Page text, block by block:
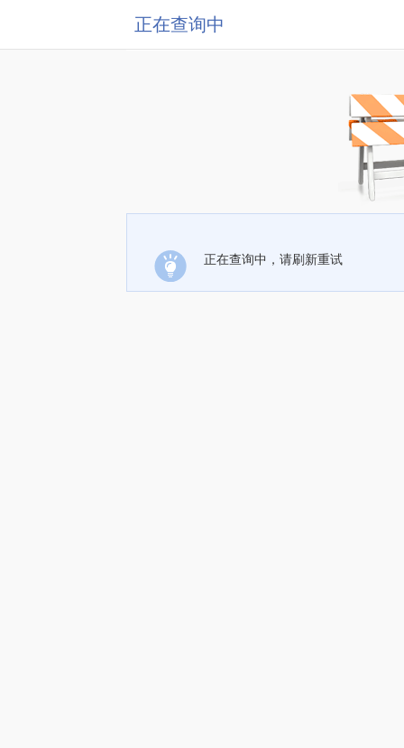
正在查询中
正在查询中，请刷新重试